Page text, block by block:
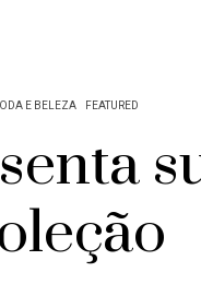
E BELEZA FEATURED